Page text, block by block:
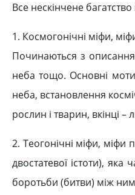
Все нескінчене
1. Космогонічні міфи,
Починаються з описання
неба тощо. Основні
неба, встановлення
рослин і тварин, вкінці –
2. Теогонічні міфи, міфи
двостатевої істоти),
боротьби (битви) між